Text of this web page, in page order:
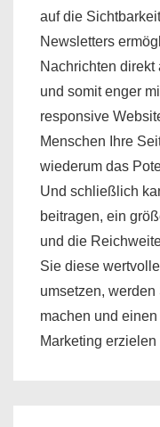
auf die
Newsletters
Nachrichten
und somit enger
responsive
Menschen Ihre
wiederum das
Und schließlich
beitragen, ein
und die
Sie diese
umsetzen,
machen und
Marketing erzielen